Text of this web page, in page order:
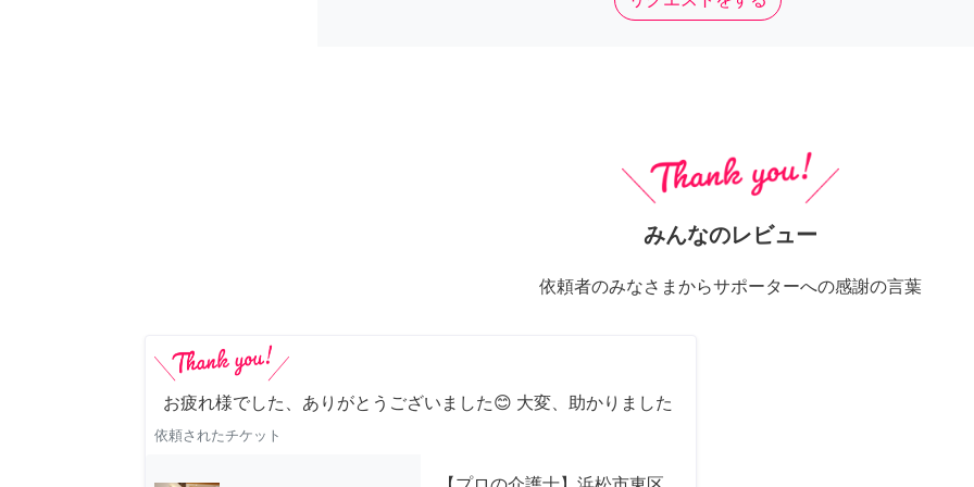
みんなのレビュー
依頼者のみなさまからサポーターへの感謝の言葉
お疲れ様でした、ありがとうございました😊 大変、助かりました
依頼されたチケット